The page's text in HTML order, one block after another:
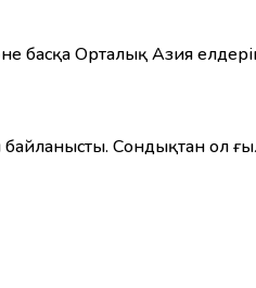
басқа Орталық Азия
байланысты. Сондықтан